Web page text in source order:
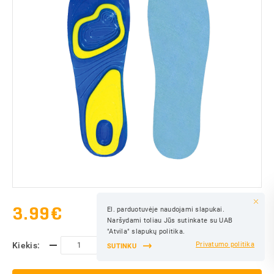
3.99€
Kiekis:
El. parduotuvėje naudojami slapukai.
Naršydami toliau Jūs sutinkate su UAB
"Atvila" slapukų politika.
SUTINKU
Privatumo politika
IŠSAUGOTI
IŠSAUGOTI